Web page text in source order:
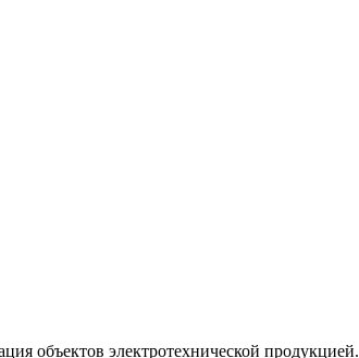
объектов электротехнической продукцией.